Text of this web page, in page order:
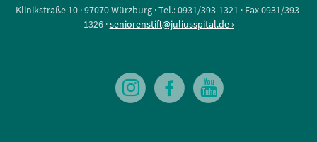
Klinikstraße 10 · 97070 Würzburg · Tel.: 0931/393-1321 · Fax 0931/393-
1326 ·seniorenstift@juliusspital.de ›